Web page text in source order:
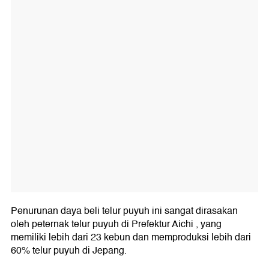
Penurunan daya beli telur puyuh ini sangat dirasakan
oleh peternak telur puyuh di Prefektur Aichi , yang
memiliki lebih dari 23 kebun dan memproduksi lebih dari
60% telur puyuh di Jepang.